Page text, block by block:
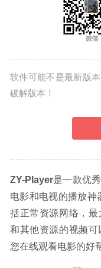
软件可能不是最新版
破解版本！
ZY-Player是一款优
电影和电视的播放神
括正常资源网络，
和其他资源的视频可
您在线观看电影的好